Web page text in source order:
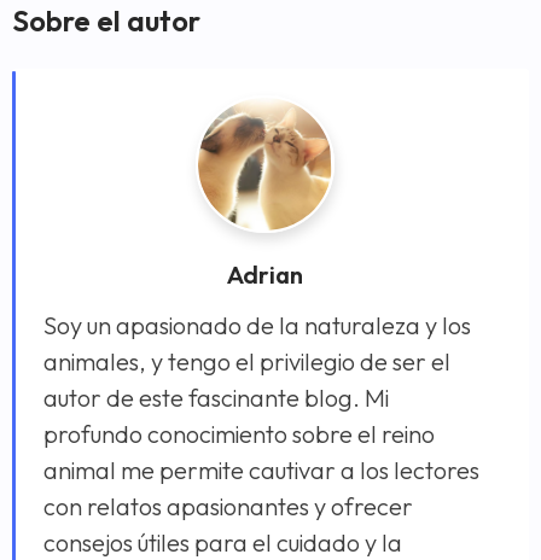
Sobre el autor
Adrian
Soy un apasionado de la naturaleza y los
animales, y tengo el privilegio de ser el
autor de este fascinante blog. Mi
profundo conocimiento sobre el reino
animal me permite cautivar a los lectores
con relatos apasionantes y ofrecer
consejos útiles para el cuidado y la